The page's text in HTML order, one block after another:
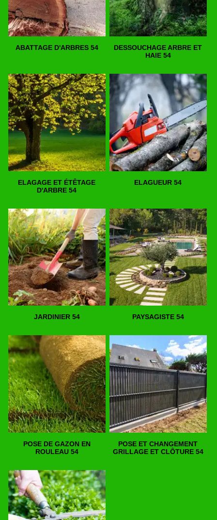
ABATTAGE D'ARBRES 54
DESSOUCHAGE ARBRE ET
HAIE 54
ELAGAGE ET ÉTÊTAGE
D'ARBRE 54
ELAGUEUR 54
JARDINIER 54 PAYSAGISTE 54
POSE DE GAZON EN
ROULEAU 54
POSE ET CHANGEMENT
GRILLAGE ET CLÔTURE 54